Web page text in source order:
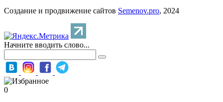
Создание и продвижение сайтов Semenov.pro, 2024
Начните вводить слово...
0